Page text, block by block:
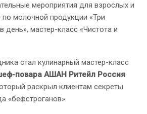
мероприятия для взрослых и
по молочной продукции «Три
день», мастер-класс «Чистота и
стал кулинарный мастер-класс
повара АШАН Ритейл Россия
раскрыл клиентам секреты
«бефстроганов».